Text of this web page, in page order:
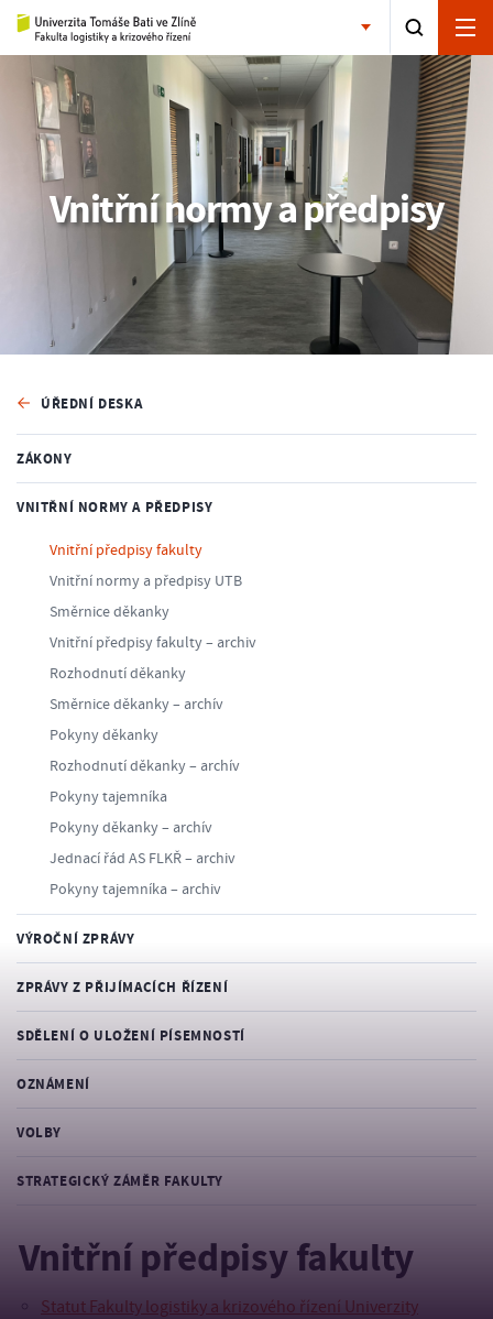
Vnitřní normy a předpisy
ÚŘEDNÍ DESKA
ZÁKONY
VNITŘNÍ NORMY A PŘEDPISY
Vnitřní předpisy fakulty
Vnitřní normy a předpisy UTB
Směrnice děkanky
Vnitřní předpisy fakulty – archiv
Rozhodnutí děkanky
Směrnice děkanky – archív
Pokyny děkanky
Rozhodnutí děkanky – archív
Pokyny tajemníka
Pokyny děkanky – archív
Jednací řád AS FLKŘ – archiv
Pokyny tajemníka – archiv
VÝROČNÍ ZPRÁVY
ZPRÁVY Z PŘIJÍMACÍCH ŘÍZENÍ
SDĚLENÍ O ULOŽENÍ PÍSEMNOSTÍ
OZNÁMENÍ
VOLBY
STRATEGICKÝ ZÁMĚR FAKULTY
Vnitřní předpisy fakulty
Statut Fakulty logistiky a krizového řízení Univerzity